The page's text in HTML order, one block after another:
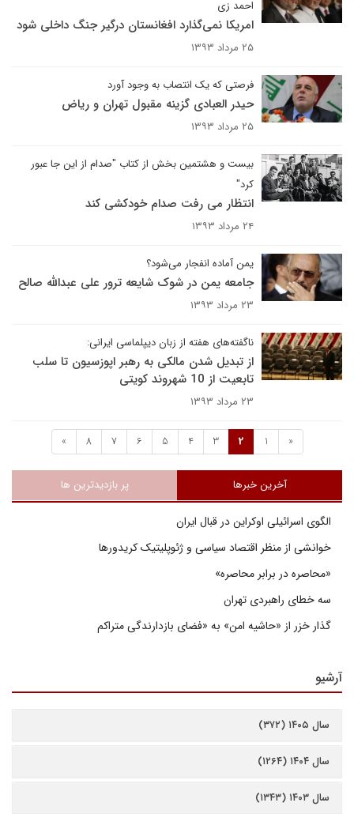
احمد زی
امریکا نمی‌گذارد افغانستان درگیر جنگ داخلی شود
۲۵ مرداد ۱۳۹۳
فرصتی که یک انتصاب به وجود آورد
حیدر العبادی گزینه مقبول تهران و ریاض
۲۵ مرداد ۱۳۹۳
بیست و هشتمین بخش از کتاب "صدام از این جا عبور
کرد"
انتظار می رفت صدام خودکشی کند
۲۴ مرداد ۱۳۹۳
یمن آماده انفجار می‌شود؟
جامعه یمن در شوک شایعه ترور علی عبدالله صالح
۲۳ مرداد ۱۳۹۳
ناگفته‌های هفته از زبان دیپلماسی ایرانی:
از تبدیل شدن مالکی به رهبر اپوزسیون تا سلب
تابعیت از 10 شهروند کویتی
۲۳ مرداد ۱۳۹۳
«
1
2
3
4
5
6
7
8
»
آخرین خبرها پر بازدیدترین ها
الگوی اسرائیلی اوکراین در قبال ایران
خوانشی از منظر اقتصاد سیاسی و ژئوپلیتیک کریدورها
«محاصره در برابر محاصره»
سه خطای راهبردی تهران
گذار خزر از «حاشیه امن» به «فضای بازدارندگی متراکم
آرشیو
سال ۱۴۰۵ (۳۷۲)
سال ۱۴۰۴ (۱۲۶۴)
سال ۱۴۰۳ (۱۳۴۳)